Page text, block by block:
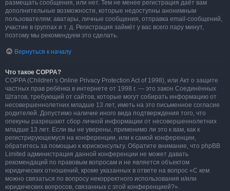
размещать сообщения, или нет. Тем не менее регистрация даёт вам
дополнительные возможности, которые недоступны анонимным
пользователям: аватары, личные сообщения, отправка email-сообщений,
участие в группах и т. д. Регистрация займёт у вас всего пару минут,
поэтому мы рекомендуем это сделать.
Вернуться к началу
Что такое COPPA?
COPPA (Children’s Online Privacy Protection Act of 1998), или Акт о защите
частных прав ребёнка в интернете от 1998 г. — это закон Соединённых
Штатов, требующий от сайтов, которые могут собирать информацию от
несовершеннолетних младше 13 лет, иметь на это письменное согласие
родителей. Допустимо наличие иного вида подтверждения того, что
опекуны разрешают сбор личной информации от несовершеннолетних
младше 13 лет. Если вы не уверены, применимо ли это к вам, как к
регистрирующемуся на конференции, или к самой конференции,
обратитесь за помощью к юрисконсульту. Обратите внимание, что phpBB
Limited администрация данной конференции не может давать
рекомендаций по правовым вопросам и не является объектом
юридических отношений, кроме указанных в ответе на вопрос «С кем
можно связаться по вопросу некорректного использования и/или
юридических вопросов, связанных с этой конференцией?».